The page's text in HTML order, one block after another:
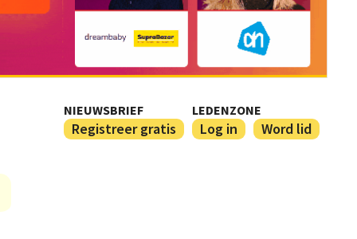
NIEUWSBRIEF
Registreer gratis
LEDENZONE
Log in Word lid